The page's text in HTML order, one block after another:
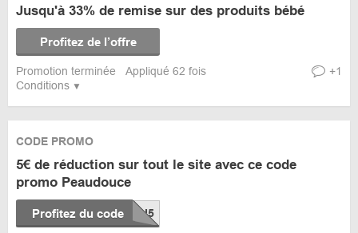
Conditions
Jusqu'à 33% de remise sur des produits bébé
Profitez de l’offre
Promotion terminée Appliqué 62 fois +1
CODE PROMO
5€ de réduction sur tout le site avec ce code
promo Peaudouce
Profitez du code